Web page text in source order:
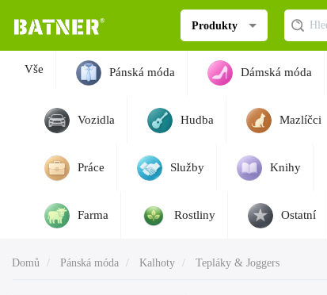
Produkty
Vše Pánská móda Dámská móda
Vozidla Hudba Mazlíčci
Práce Služby Knihy
Farma Rostliny Ostatní
Domů Pánská móda Kalhoty Tepláky & Joggers